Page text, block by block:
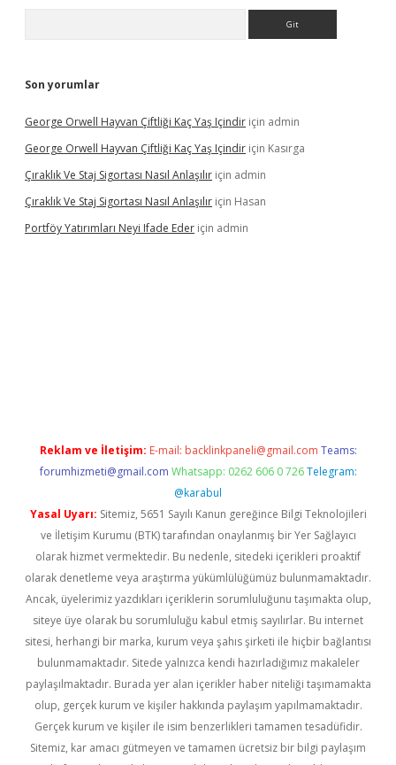
Son yorumlar
George Orwell Hayvan Çiftliği Kaç Yaş Içindir için admin
George Orwell Hayvan Çiftliği Kaç Yaş Içindir için Kasırga
Çıraklık Ve Staj Sigortası Nasıl Anlaşılır için admin
Çıraklık Ve Staj Sigortası Nasıl Anlaşılır için Hasan
Portföy Yatırımları Neyi Ifade Eder için admin
Reklam ve İletişim: E-mail: backlinkpaneli@gmail.com Teams:
forumhizmeti@gmail.com Whatsapp: 0262 606 0 726 Telegram:
@karabul
Yasal Uyarı: Sitemiz, 5651 Sayılı Kanun gereğince Bilgi Teknolojileri
ve İletişim Kurumu (BTK) tarafından onaylanmış bir Yer Sağlayıcı
olarak hizmet vermektedir. Bu nedenle, sitedeki içerikleri proaktif
olarak denetleme veya araştırma yükümlülüğümüz bulunmamaktadır.
Ancak, üyelerimiz yazdıkları içeriklerin sorumluluğunu taşımakta olup,
siteye üye olarak bu sorumluluğu kabul etmiş sayılırlar. Bu internet
sitesi, herhangi bir marka, kurum veya şahıs şirketi ile hiçbir bağlantısı
bulunmamaktadır. Sitede yalnızca kendi hazırladığımız makaleler
paylaşılmaktadır. Burada yer alan içerikler haber niteliği taşımamakta
olup, gerçek kurum ve kişiler hakkında paylaşım yapılmamaktadır.
Gerçek kurum ve kişiler ile isim benzerlikleri tamamen tesadüfidir.
Sitemiz, kar amacı gütmeyen ve tamamen ücretsiz bir bilgi paylaşım